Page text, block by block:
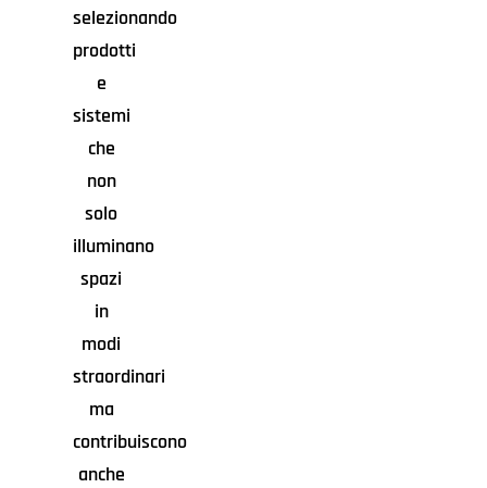
selezionando
prodotti
e
sistemi
che
non
solo
illuminano
spazi
in
modi
straordinari
ma
contribuiscono
anche